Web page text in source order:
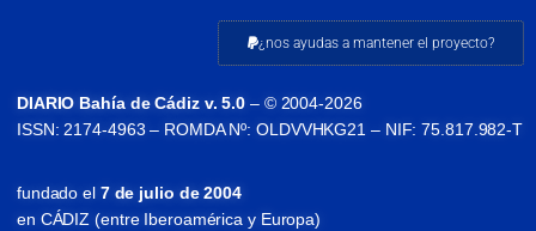
¿nos ayudas a mantener el proyecto?
DIARIO Bahía de Cádiz v. 5.0 – © 2004-2026
ISSN: 2174-4963 – ROMDA Nº: OLDVVHKG21 – NIF: 75.817.982-T
fundado el7 de julio de 2004
en CÁDIZ (entre Iberoamérica y Europa)